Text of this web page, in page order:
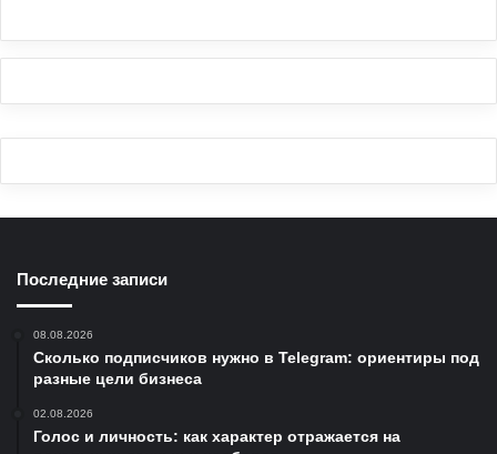
Последние записи
08.08.2026
Сколько подписчиков нужно в Telegram: ориентиры под
разные цели бизнеса
02.08.2026
Голос и личность: как характер отражается на